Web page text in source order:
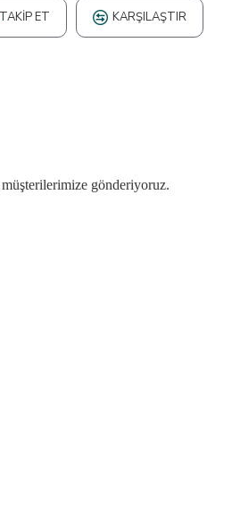
TAKIP ET KARŞILAŞTIR
gönderiyoruz.